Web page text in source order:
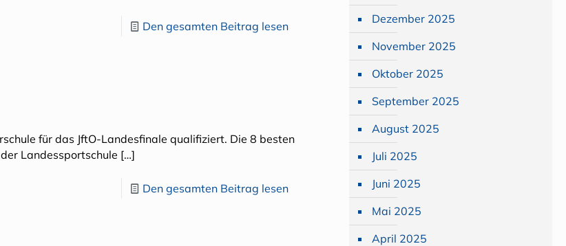
Den gesamten Beitrag lesen
für das JftO-Landesfinale qualifiziert. Die 8 besten
Landessportschule […]
Den gesamten Beitrag lesen
Dezember 2025
November 2025
Oktober 2025
September 2025
August 2025
Juli 2025
Juni 2025
Mai 2025
April 2025